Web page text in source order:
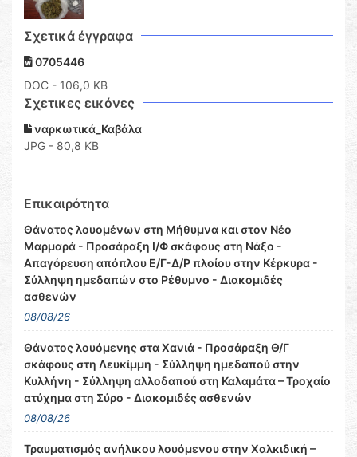
Σχετικά έγγραφα
0705446
DOC - 106,0 KB
Σχετικες εικόνες
ναρκωτικά_Καβάλα
JPG - 80,8 KB
Επικαιρότητα
Θάνατος λουομένων στη Μήθυμνα και στον Νέο
Μαρμαρά - Προσάραξη Ι/Φ σκάφους στη Νάξο -
Απαγόρευση απόπλου Ε/Γ-Δ/Ρ πλοίου στην Κέρκυρα -
Σύλληψη ημεδαπών στο Ρέθυμνο - Διακομιδές
ασθενών
08/08/26
Θάνατος λουόμενης στα Χανιά - Προσάραξη Θ/Γ
σκάφους στη Λευκίμμη - Σύλληψη ημεδαπού στην
Κυλλήνη - Σύλληψη αλλοδαπού στη Καλαμάτα – Τροχαίο
ατύχημα στη Σύρο - Διακομιδές ασθενών
08/08/26
Τραυματισμός ανήλικου λουόμενου στην Χαλκιδική –